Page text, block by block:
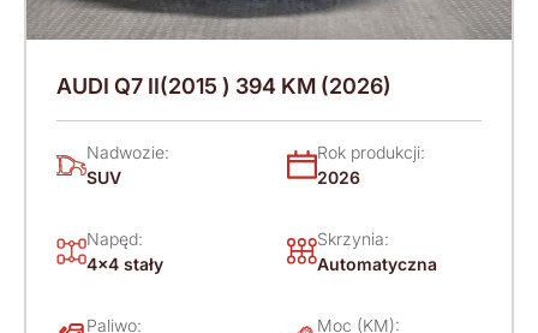
AUDI Q7 II(2015 ) 394 KM (2026)
Nadwozie:
SUV
Rok produkcji:
2026
Napęd:
4x4 stały
Skrzynia:
Automatyczna
Paliwo:
Moc (KM):